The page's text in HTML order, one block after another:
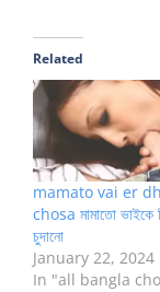
Related
mamato vai er
chosa মামাতো ভাইকে
চুদানো
January 22, 2024
In "all bangla